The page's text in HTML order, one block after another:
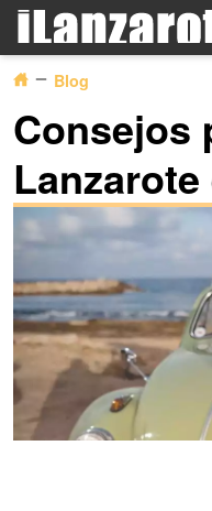
Blog
Consejos